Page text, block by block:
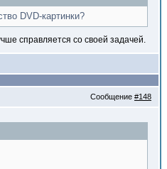
DVD-картинки?
справляется со своей задачей.
Сообщение #148